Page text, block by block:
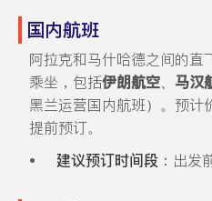
国内航班
阿拉克和马什哈德之间的直
乘坐，包括伊朗航空、 马汉
黑兰运营国内航班）。预计
提前预订。
建议预订时间段：出发